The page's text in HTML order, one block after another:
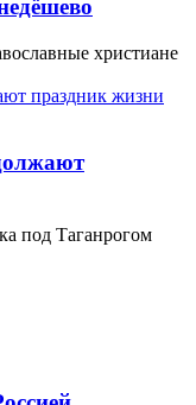
христиане
под Таганрогом